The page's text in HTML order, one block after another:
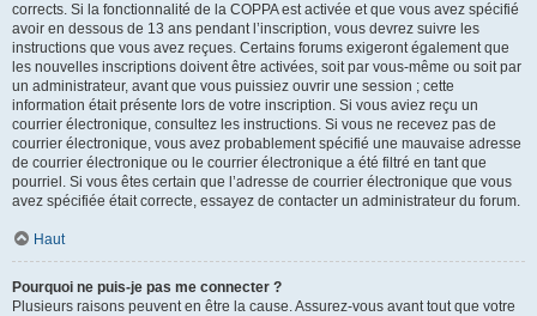
corrects. Si la fonctionnalité de la COPPA est activée et que vous avez spécifié
avoir en dessous de 13 ans pendant l’inscription, vous devrez suivre les
instructions que vous avez reçues. Certains forums exigeront également que
les nouvelles inscriptions doivent être activées, soit par vous-même ou soit par
un administrateur, avant que vous puissiez ouvrir une session ; cette
information était présente lors de votre inscription. Si vous aviez reçu un
courrier électronique, consultez les instructions. Si vous ne recevez pas de
courrier électronique, vous avez probablement spécifié une mauvaise adresse
de courrier électronique ou le courrier électronique a été filtré en tant que
pourriel. Si vous êtes certain que l’adresse de courrier électronique que vous
avez spécifiée était correcte, essayez de contacter un administrateur du forum.
Haut
Pourquoi ne puis-je pas me connecter ?
Plusieurs raisons peuvent en être la cause. Assurez-vous avant tout que votre